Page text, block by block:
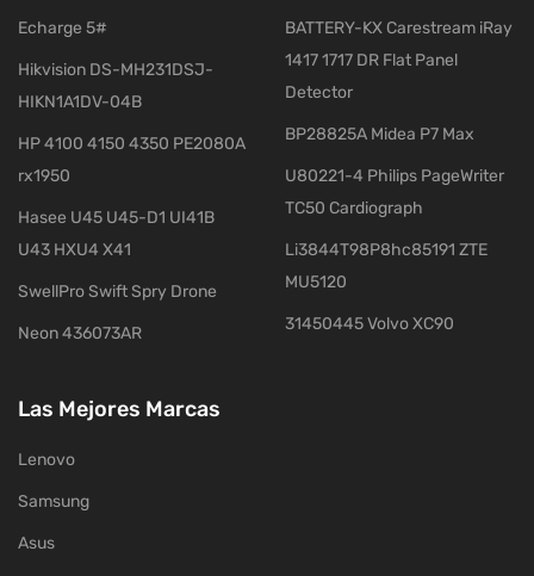
Echarge 5#
Hikvision DS-MH231DSJ-
HIKN1A1DV-04B
HP 4100 4150 4350 PE2080A
rx1950
Hasee U45 U45-D1 UI41B
U43 HXU4 X41
SwellPro Swift Spry Drone
Neon 436073AR
BATTERY-KX Carestream iRay
1417 1717 DR Flat Panel
Detector
BP28825A Midea P7 Max
U80221-4 Philips PageWriter
TC50 Cardiograph
Li3844T98P8hc85191 ZTE
MU5120
31450445 Volvo XC90
Las Mejores Marcas
Lenovo
Samsung
Asus